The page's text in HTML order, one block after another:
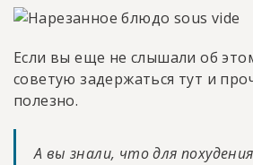
Если вы еще не слышали об
советую задержаться тут и
полезно.
А вы знали, что для